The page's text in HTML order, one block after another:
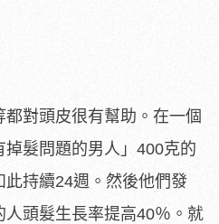
對頭皮很有幫助。在一個
髮問題的男人」400克的
持續24週。然後他們發
頭髮生長率提高40％。就